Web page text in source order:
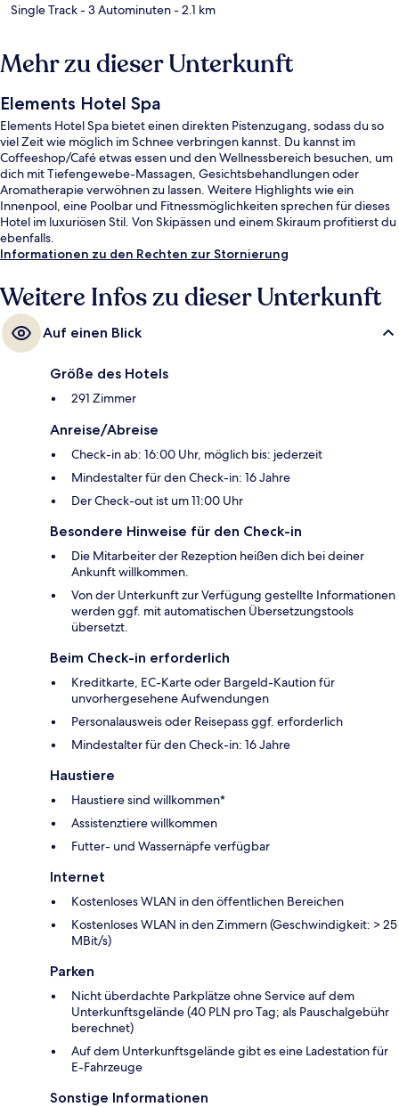
Single Track- 3 Autominuten- 2.1 km
Mehr zu dieser Unterkunft
Elements Hotel Spa
Elements Hotel Spa bietet einen direkten Pistenzugang, sodass du so
viel Zeit wie möglich im Schnee verbringen kannst. Du kannst im
Coffeeshop/Café etwas essen und den Wellnessbereich besuchen, um
dich mit Tiefengewebe-Massagen, Gesichtsbehandlungen oder
Aromatherapie verwöhnen zu lassen. Weitere Highlights wie ein
Innenpool, eine Poolbar und Fitnessmöglichkeiten sprechen für dieses
Hotel im luxuriösen Stil. Von Skipässen und einem Skiraum profitierst du
ebenfalls.
Informationen zu den Rechten zur Stornierung
Weitere Infos zu dieser Unterkunft
Auf einen Blick
Größe des Hotels
291 Zimmer
Anreise/Abreise
Check-in ab: 16:00 Uhr, möglich bis: jederzeit
Mindestalter für den Check-in: 16 Jahre
Der Check-out ist um 11:00 Uhr
Besondere Hinweise für den Check-in
Die Mitarbeiter der Rezeption heißen dich bei deiner
Ankunft willkommen.
Von der Unterkunft zur Verfügung gestellte Informationen
werden ggf. mit automatischen Übersetzungstools
übersetzt.
Beim Check-in erforderlich
Kreditkarte, EC-Karte oder Bargeld-Kaution für
unvorhergesehene Aufwendungen
Personalausweis oder Reisepass ggf. erforderlich
Mindestalter für den Check-in: 16 Jahre
Haustiere
Haustiere sind willkommen*
Assistenztiere willkommen
Futter- und Wassernäpfe verfügbar
Internet
Kostenloses WLAN in den öffentlichen Bereichen
Kostenloses WLAN in den Zimmern (Geschwindigkeit: > 25
MBit/s)
Parken
Nicht überdachte Parkplätze ohne Service auf dem
Unterkunftsgelände (40 PLN pro Tag; als Pauschalgebühr
berechnet)
Auf dem Unterkunftsgelände gibt es eine Ladestation für
E-Fahrzeuge
Sonstige Informationen